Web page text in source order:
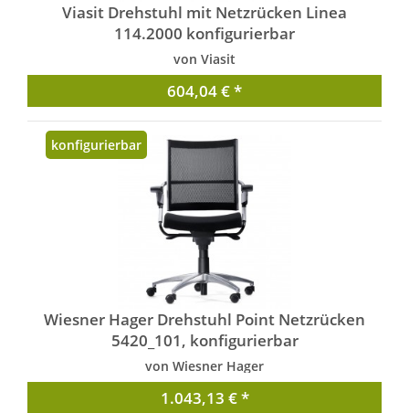
Viasit Drehstuhl mit Netzrücken Linea
114.2000 konfigurierbar
von Viasit
604,04 € *
Wiesner Hager Drehstuhl Point Netzrücken
5420_101, konfigurierbar
von Wiesner Hager
konfigurierbar
1.043,13 € *